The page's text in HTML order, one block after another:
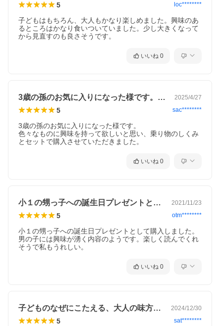
5 loc********
子どもはもちろん、大人もかなり楽しめました。興味のあ
るところはかなり食いついていました。少し大きくなって
から見直すのも良さそうです。
いいね 0
3歳の孫のお気に入りになった様です。色… 2025/4/27
5 sac********
3歳の孫のお気に入りになった様です。
色々なものに興味を持って欲しいと思い、乗り物のしくみ
とセットで購入させていただきました。
いいね 0
小１の甥っ子への誕生日プレゼントとして… 2021/11/23
5 otm********
小１の甥っ子への誕生日プレゼントとして購入しました。
男の子には興味が湧く内容のようです。楽しく読んでくれ
そうで私もうれしい。
いいね 0
子どものなぜにこたえる、大人の味方の一冊 2024/12/30
5 sat********